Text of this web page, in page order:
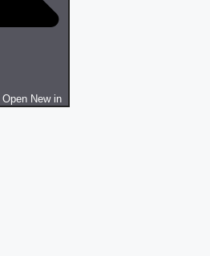
Open New in